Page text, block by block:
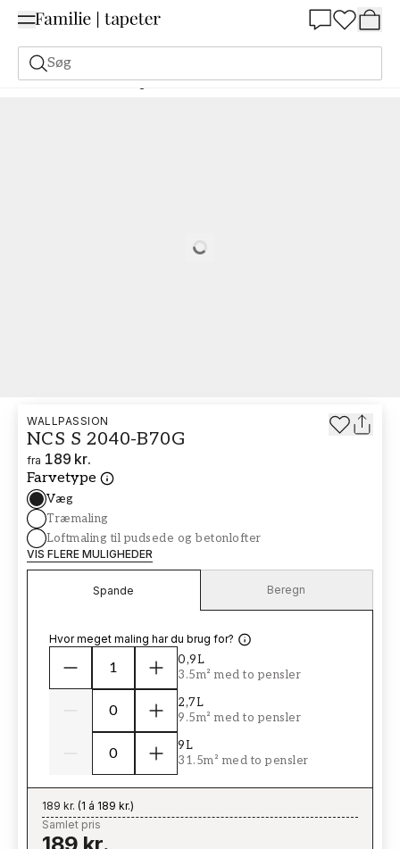
Søg
Malerfarve Bestilling Udfra NCS Bestil efter NCS 2040-B70G
Loading…
WALLPASSION
NCS S 2040-B70G
fra 189 kr.
Farvetype
Væg
Træmaling
Loftmaling til pudsede og betonlofter
VIS FLERE MULIGHEDER
Spande Beregn
Hvor meget maling har du brug for?
0,9L
3.5m² med to pensler
2,7L
9.5m² med to pensler
9L
31.5m² med to pensler
189 kr. (1 á 189 kr.)
Samlet pris